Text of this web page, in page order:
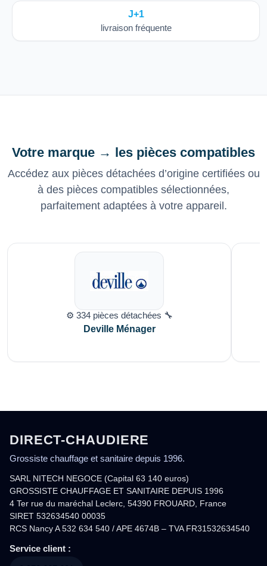
J+1
livraison fréquente
Votre marque → les pièces compatibles
Accédez aux pièces détachées d’origine certifiées ou
à des pièces compatibles sélectionnées,
parfaitement adaptées à votre appareil.
⚙️ 334 pièces détachées 🔧
Deville Ménager
DIRECT-CHAUDIERE
Grossiste chauffage et sanitaire depuis 1996.
SARL NITECH NEGOCE (Capital 63 140 euros)
GROSSISTE CHAUFFAGE ET SANITAIRE DEPUIS 1996
4 Ter rue du maréchal Leclerc, 54390 FROUARD, France
SIRET 532634540 00035
RCS Nancy A 532 634 540 / APE 4674B – TVA FR31532634540
Service client :